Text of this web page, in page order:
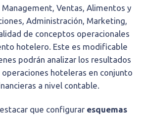
Management, Ventas, Alimentos y
Administración, Marketing,
de conceptos operacionales
hotelero. Este es modificable
podrán analizar los resultados
hoteleras en conjunto
a nivel contable.
que configurar esquemas